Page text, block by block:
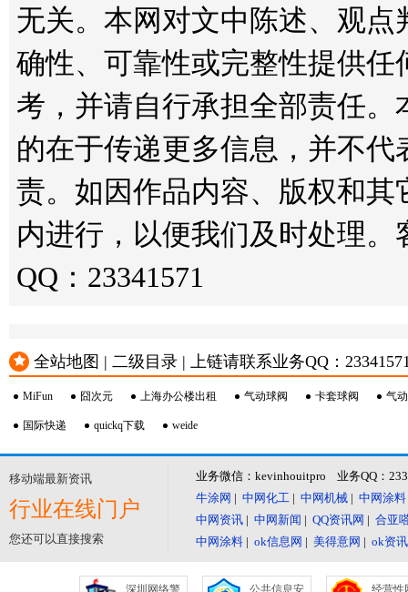
无关。本网对文中陈述、观
确性、可靠性或完整性提供
考，并请自行承担全部责任
的在于传递更多信息，并不
责。如因作品内容、版权和
内进行，以便我们及时处理。
QQ：23341571
全站地图 | 二级目录 | 上链请联系业务QQ：
MiFun 囧次元 上海办公楼出租 气动球阀 卡套球阀 气
国际快递 quickq下载 weide
移动端最新资讯
行业在线门户
您还可以直接搜索
业务微信：kevinhouitpro 业务QQ：
牛涂网 | 中网化工 | 中网机械 | 中网涂料
中网资讯 | 中网新闻 | QQ资讯网 | 合亚
中网涂料 | ok信息网 | 美得意网 | ok资
深圳网络警
公共信息安
经营性